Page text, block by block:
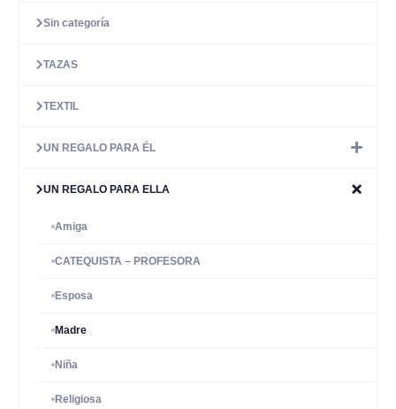
Sin categoría
TAZAS
TEXTIL
UN REGALO PARA ÉL
UN REGALO PARA ELLA
Amiga
CATEQUISTA – PROFESORA
Esposa
Madre
Niña
Religiosa